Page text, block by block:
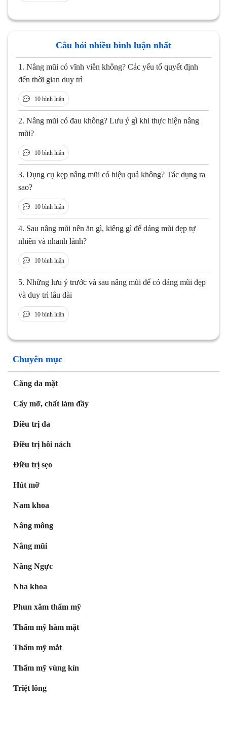
Chuyên mục
Căng da mặt
Cấy mỡ, chất làm đầy
Điều trị da
Điều trị hôi nách
Điều trị sẹo
Hút mỡ
Nam khoa
Nâng mông
Nâng mũi
Nâng Ngực
Nha khoa
Phun xăm thẩm mỹ
Thẩm mỹ hàm mặt
Thẩm mỹ mắt
Thẩm mỹ vùng kín
Triệt lông
Câu hỏi nhiều bình luận nhất
1. Nâng mũi có vĩnh viễn không? Các yếu tố quyết định
đến thời gian duy trì
10 bình luận
2. Nâng mũi có đau không? Lưu ý gì khi thực hiện nâng
mũi?
10 bình luận
3. Dụng cụ kẹp nâng mũi có hiệu quả không? Tác dụng ra
sao?
10 bình luận
4. Sau nâng mũi nên ăn gì, kiêng gì để dáng mũi đẹp tự
nhiên và nhanh lành?
10 bình luận
5. Những lưu ý trước và sau nâng mũi để có dáng mũi đẹp
và duy trì lâu dài
10 bình luận